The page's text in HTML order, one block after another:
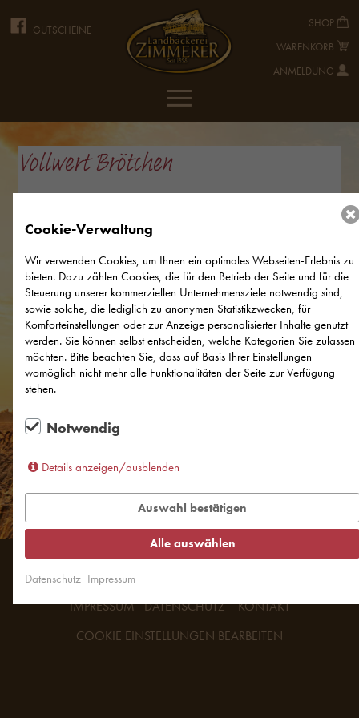
GUTSCHEINE
SHOP
WARENKORB
ANMELDUNG
Vollwert Brötchen
Gluten, Milch, Laktose
© 2024 Landbäckerei Zimmerer
IMPRESSUM DATENSCHUTZ
KONTAKT
COOKIE EINSTELLUNGEN BEARBEITEN
Cookie-Verwaltung
Wir verwenden Cookies, um Ihnen ein optimales Webseiten-Erlebnis zu
bieten. Dazu zählen Cookies, die für den Betrieb der Seite und für die
Steuerung unserer kommerziellen Unternehmensziele notwendig sind,
sowie solche, die lediglich zu anonymen Statistikzwecken, für
Komforteinstellungen oder zur Anzeige personalisierter Inhalte genutzt
werden. Sie können selbst entscheiden, welche Kategorien Sie zulassen
möchten. Bitte beachten Sie, dass auf Basis Ihrer Einstellungen
womöglich nicht mehr alle Funktionalitäten der Seite zur Verfügung
stehen.
Notwendig
Details anzeigen/ausblenden
Auswahl bestätigen
Alle auswählen
Datenschutz Impressum